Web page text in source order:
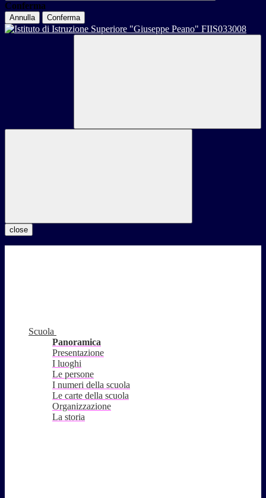
Conferma
Annulla Conferma
close
Scuola
Panoramica
Presentazione
I luoghi
Le persone
I numeri della scuola
Le carte della scuola
Organizzazione
La storia